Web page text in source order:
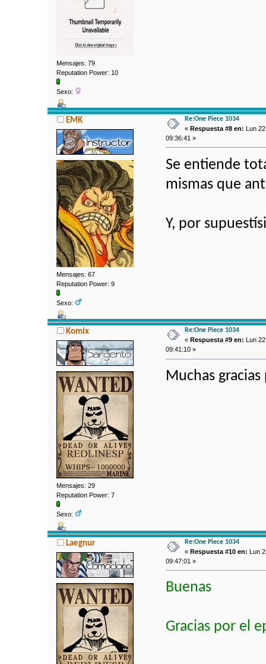
Mensajes: 79
Reputation Power: 10
Sexo:
EMK
Mensajes: 67
Reputation Power: 9
Sexo:
Re:One Piece 1034
«Respuesta #8 en: Lun
09:36:41 »
Se entiende
mismas que
Y, por
Komix
Mensajes: 29
Reputation Power: 7
Sexo:
Re:One Piece 1034
«Respuesta #9 en: Lun
09:41:10 »
Muchas
Laegnur
Re:One Piece 1034
«Respuesta #10 en: Lun
09:47:01 »
Buenas
Gracias por el